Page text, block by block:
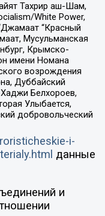
Тахрир аш-Шам,
White Power,
“Красный
Мусульманская
Крымско-
имени Номана
возрождения
Дуббайский
Белхороев,
Улыбается,
добровольческий
i-
данные
и